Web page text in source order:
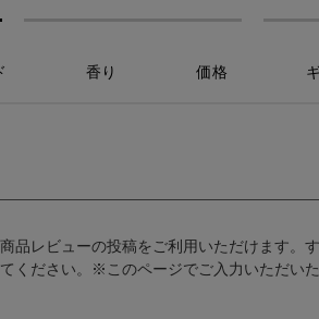
香り 価格
品レビューの投稿をご利用いただけます。
ください。※このページでご入力いただい